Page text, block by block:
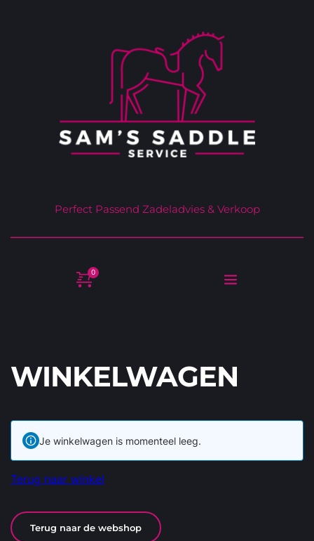
Perfect Passend Zadeladvies & Verkoop
WINKELWAGEN
Je winkelwagen is momenteel leeg.
Terug naar winkel
Terug naar de webshop